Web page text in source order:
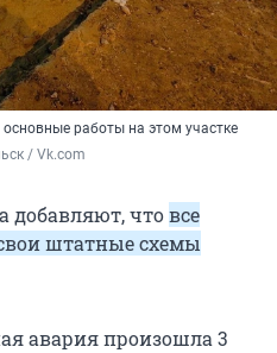
работы на этом участке
/ Vk.com
добавляют, чтовсе
штатные схемы
авария произошла 3